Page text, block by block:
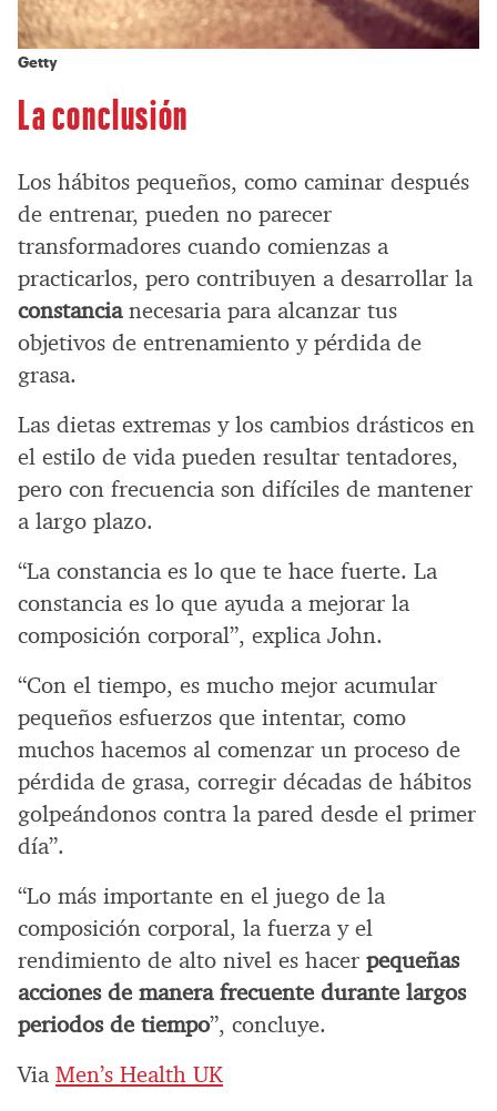
Getty
La conclusión
Los hábitos pequeños, como caminar después
de entrenar, pueden no parecer
transformadores cuando comienzas a
practicarlos, pero contribuyen a desarrollar la
constancianecesaria para alcanzar tus
objetivos de entrenamiento y pérdida de
grasa.
Las dietas extremas y los cambios drásticos en
el estilo de vida pueden resultar tentadores,
pero con frecuencia son difíciles de mantener
a largo plazo.
“La constancia es lo que te hace fuerte. La
constancia es lo que ayuda a mejorar la
composición corporal”, explica John.
“Con el tiempo, es mucho mejor acumular
pequeños esfuerzos que intentar, como
muchos hacemos al comenzar un proceso de
pérdida de grasa, corregir décadas de hábitos
golpeándonos contra la pared desde el primer
día”.
“Lo más importante en el juego de la
composición corporal, la fuerza y el
rendimiento de alto nivel es hacer pequeñas
acciones de manera frecuente durante largos
periodos de tiempo”, concluye.
Via Men’s Health UK